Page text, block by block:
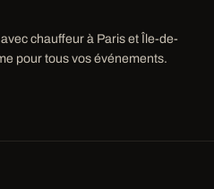
chauffeur à Paris et Île-de-
pour tous vos événements.